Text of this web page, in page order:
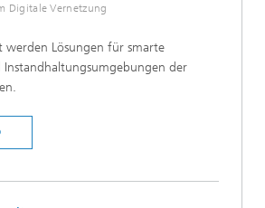
Digitale Vernetzung
werden Lösungen für smarte
Instandhaltungsumgebungen der